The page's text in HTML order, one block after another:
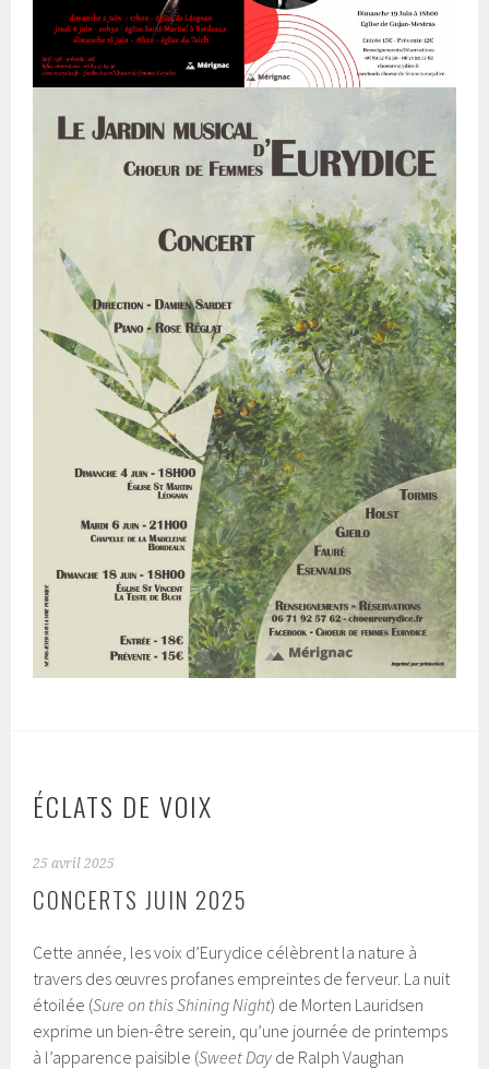
ÉCLATS DE VOIX
25 avril 2025
CONCERTS JUIN 2025
Cette année, les voix d’Eurydice célèbrent la nature à
travers des œuvres profanes empreintes de ferveur. La nuit
étoilée (Sure on this Shining Night) de Morten Lauridsen
exprime un bien-être serein, qu’une journée de printemps
à l’apparence paisible (Sweet Day de Ralph Vaughan